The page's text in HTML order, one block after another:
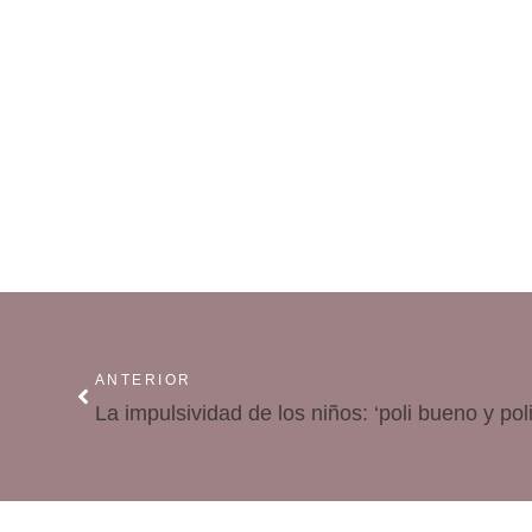
ANTERIOR
La impulsividad de los niños: ‘poli bueno y